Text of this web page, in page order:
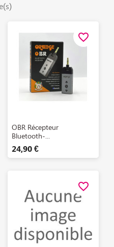
Aperçu rapide
OBR Récepteur
Bluetooth-...
24,90 €
favorite_border
favorite_border